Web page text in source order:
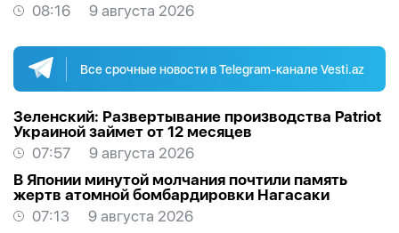
08:16
9 августа 2026
Все срочные новости в Telegram-канале Vesti.az
Зеленский: Развертывание производства Patriot
Украиной займет от 12 месяцев
07:57
9 августа 2026
В Японии минутой молчания почтили память
жертв атомной бомбардировки Нагасаки
07:13
9 августа 2026